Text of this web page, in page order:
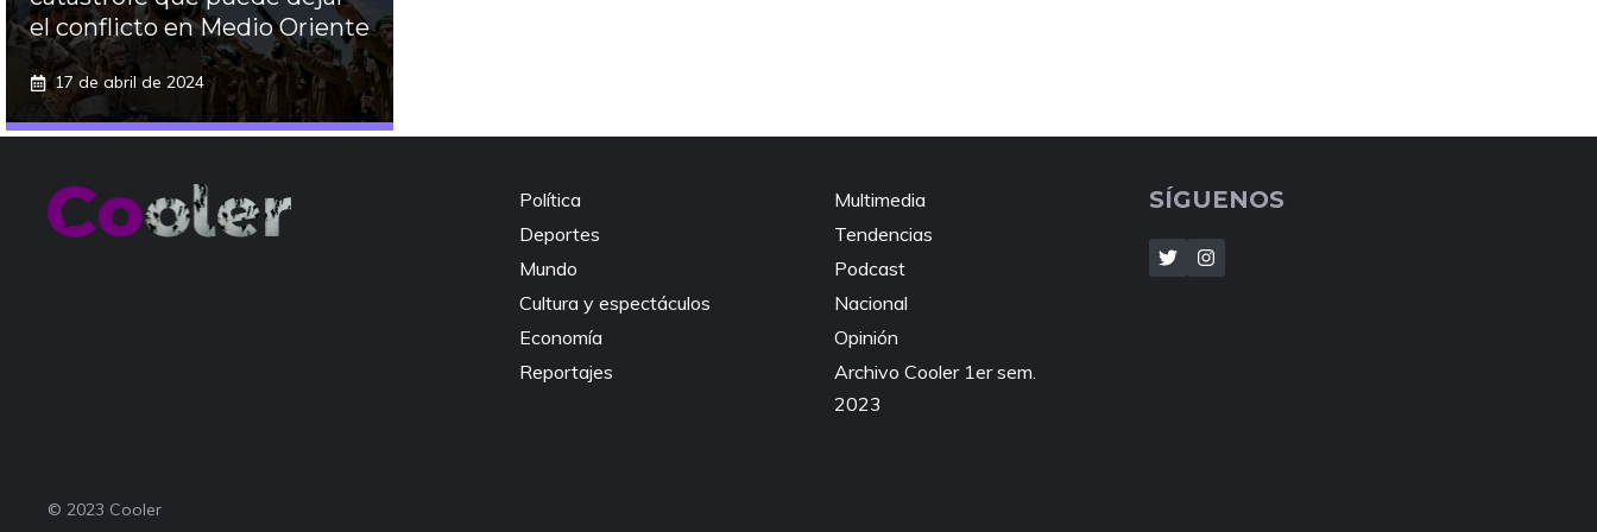
el conflicto en Medio Oriente
17 de abril de 2024
Política
Deportes
Mundo
Cultura y espectáculos
Economía
Reportajes
Multimedia
Tendencias
Podcast
Nacional
Opinión
Archivo Cooler 1er sem.
2023
SÍGUENOS
© 2023 Cooler